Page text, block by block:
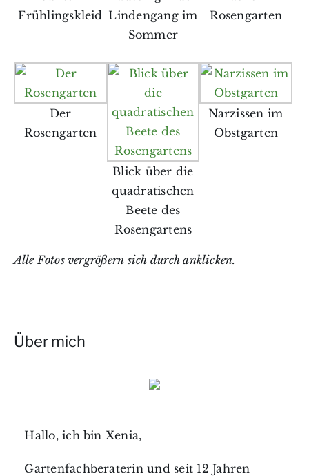
Frühlingskleid Lindengang im
Sommer
Rosengarten
Der
Rosengarten
Blick über die
quadratischen
Beete des
Rosengartens
Narzissen im
Obstgarten
Alle Fotos vergrößern sich durch anklicken.
Über mich
Hallo, ich bin Xenia,
Gartenfachberaterin und seit 12 Jahren